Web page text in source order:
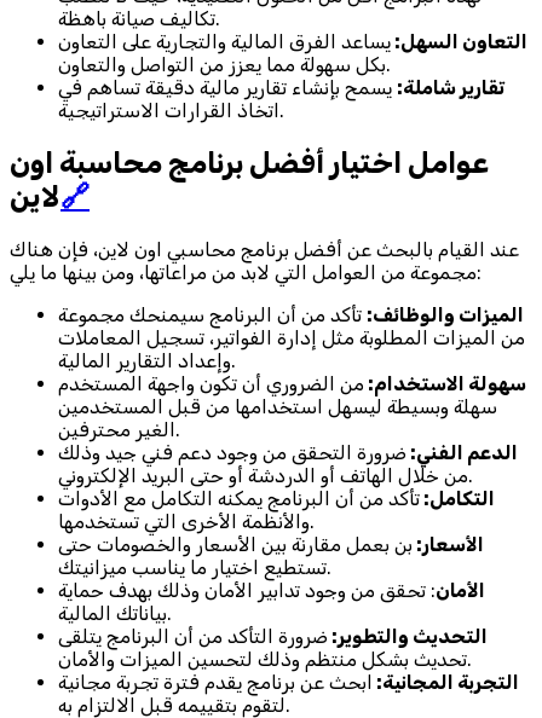
تكاليف صيانة باهظة.
التعاون السهل: يساعد الفرق المالية والتجارية على التعاون
بكل سهولة مما يعزز من التواصل والتعاون.
تقارير شاملة: يسمح بإنشاء تقارير مالية دقيقة تساهم في
اتخاذ القرارات الاستراتيجية.
عوامل اختيار أفضل برنامج محاسبة اون
لاين🔗
عند القيام بالبحث عن أفضل برنامج محاسبي اون لاين، فإن هناك
مجموعة من العوامل التي لابد من مراعاتها، ومن بينها ما يلي:
الميزات والوظائف: تأكد من أن البرنامج سيمنحك مجموعة
من الميزات المطلوبة مثل إدارة الفواتير، تسجيل المعاملات
وإعداد التقارير المالية.
سهولة الاستخدام: من الضروري أن تكون واجهة المستخدم
سهلة وبسيطة ليسهل استخدامها من قبل المستخدمين
الغير محترفين.
الدعم الفني: ضرورة التحقق من وجود دعم فني جيد وذلك
من خلال الهاتف أو الدردشة أو حتى البريد الإلكتروني.
التكامل: تأكد من أن البرنامج يمكنه التكامل مع الأدوات
والأنظمة الأخرى التي تستخدمها.
الأسعار: بن بعمل مقارنة بين الأسعار والخصومات حتى
تستطيع اختيار ما يناسب ميزانيتك.
الأمان: تحقق من وجود تدابير الأمان وذلك بهدف حماية
بياناتك المالية.
التحديث والتطوير: ضرورة التأكد من أن البرنامج يتلقى
تحديث بشكل منتظم وذلك لتحسين الميزات والأمان.
التجربة المجانية: ابحث عن برنامج يقدم فترة تجربة مجانية
لتقوم بتقييمه قبل الالتزام به.